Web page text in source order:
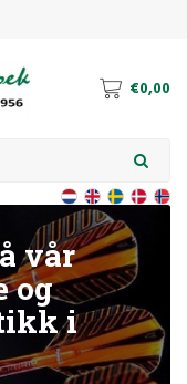
€0,00
vår
og
i